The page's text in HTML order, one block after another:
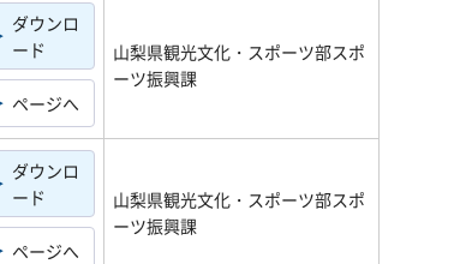
ダウンロ
ード
ページへ
山梨県観光文化・スポーツ部スポ
ーツ振興課
ダウンロ
ード
ページへ
山梨県観光文化・スポーツ部スポ
ーツ振興課